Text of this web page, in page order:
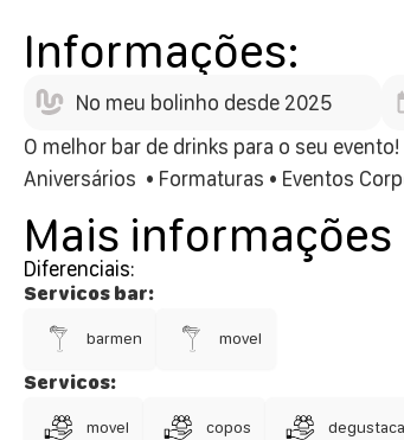
Informações:
No meu bolinho desde 2025
O melhor bar de drinks para o seu evento!
Aniversários • Formaturas • Eventos
Mais informações
Diferenciais:
Servicos bar:
barmen movel
Servicos:
movel copos